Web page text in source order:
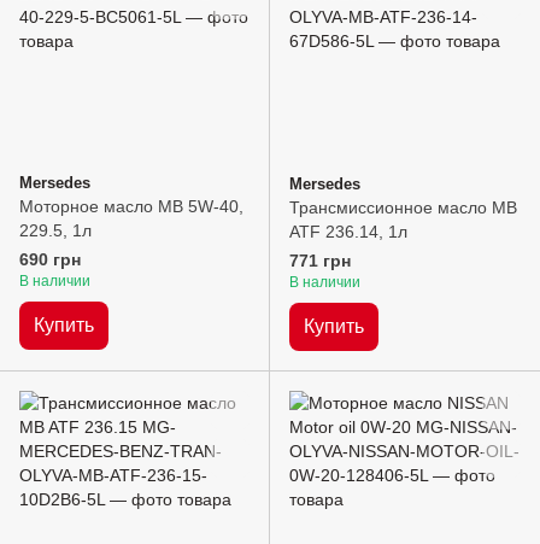
Mersedes
Моторное масло MB 5W-40,
229.5, 1л
690 грн
В наличии
Купить
Mersedes
Трансмиссионное масло MB
ATF 236.14, 1л
771 грн
В наличии
Купить